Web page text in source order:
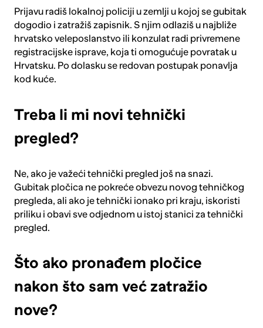
Prijavu radiš lokalnoj policiji u zemlji u kojoj se gubitak
dogodio i zatražiš zapisnik. S njim odlaziš u najbliže
hrvatsko veleposlanstvo ili konzulat radi privremene
registracijske isprave, koja ti omogućuje povratak u
Hrvatsku. Po dolasku se redovan postupak ponavlja
kod kuće.
Treba li mi novi tehnički
pregled?
Ne, ako je važeći tehnički pregled još na snazi.
Gubitak pločica ne pokreće obvezu novog tehničkog
pregleda, ali ako je tehnički ionako pri kraju, iskoristi
priliku i obavi sve odjednom u istoj stanici za tehnički
pregled.
Što ako pronađem pločice
nakon što sam već zatražio
nove?